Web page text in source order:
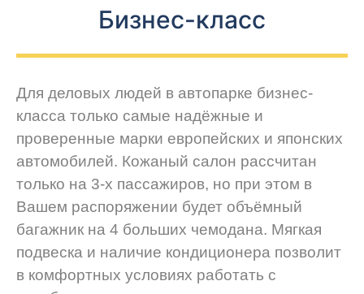
Бизнес-класс
Для деловых людей в автопарке бизнес-
класса только самые надёжные и
проверенные марки европейских и японских
автомобилей. Кожаный салон рассчитан
только на 3-х пассажиров, но при этом в
Вашем распоряжении будет объёмный
багажник на 4 больших чемодана. Мягкая
подвеска и наличие кондиционера позволит
в комфортных условиях работать с